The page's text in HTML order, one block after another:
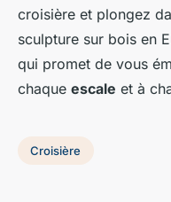
croisière et plongez
sculpture sur bois en
qui promet de vous
chaque escale et à
Croisière